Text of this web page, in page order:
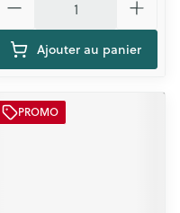
Ajouter au panier
PROMO